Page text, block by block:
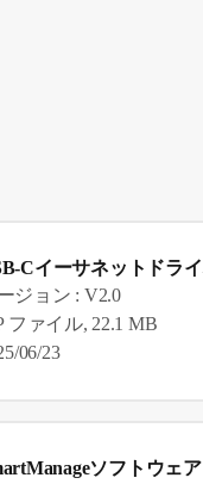
Cイーサネットドラ
ジョン : V2.0
ファイル, 22.1 MB
06/23
ソフトウェア